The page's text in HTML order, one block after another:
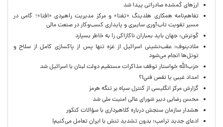
ارزهای گمشده صادراتی پیدا شد
تفاهم‌نامه همکاری هلدینگ «تفتا» و مرکز مدیریت راهبردی «افتا»؛ گامی در
مسیر تقویت تاب‌آوری سایبری و پایداری کسب‌وکار در صنعت مالی
گوترش: جهان باید بمباران ناکازاکی را به‌ خاطر بسپارد
ملادینوف: عقب‌نشینی اسرائیل از غزه تنها پس از پاکسازی کامل از سلاح و
تونل‌ها انجام می‌شود
حزب‌الله خواستار توقف مذاکرات مستقیم دولت لبنان با اسرائیل شد
امداد غیبی يا نقص فني!؟
گزارش مرکز انگلیسی از کنترل سپاه بر تنگه هرمز
محسن رضایی دبیر شورای عالی امنیت ملی شد
هشدار سازمان سنجش درباره کلاهبرداری با سؤالات کنکور
ادعای جدید ترامپ: بدون تشدید تنش با ایران تعامل می‌کنیم!